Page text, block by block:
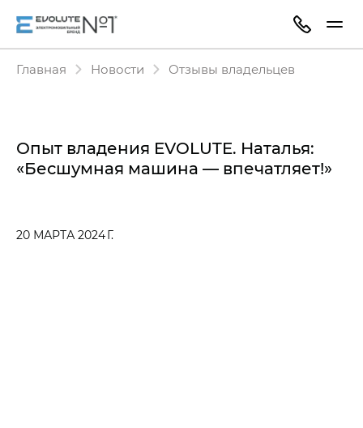
Главная Новости Отзывы владельцев
Опыт владения EVOLUTE. Наталья:
«Бесшумная машина — впечатляет!»
20 МАРТА 2024 Г.